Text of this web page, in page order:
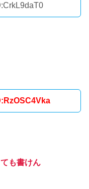
も書けん